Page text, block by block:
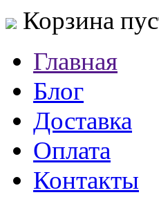
Корзина
Главная
Блог
Доставка
Оплата
Контакты